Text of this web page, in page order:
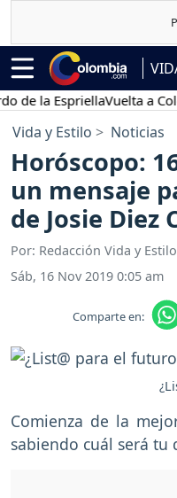
EspriellaVuelta a Colombia
Vida y Estilo Noticias
Horóscopo:
un mensaje
de Josie Diez
Por: Redacción Vida y
Sáb, 16 Nov 2019 0:05 am
Comparte en:
Comienza de la
sabiendo cuál será tu